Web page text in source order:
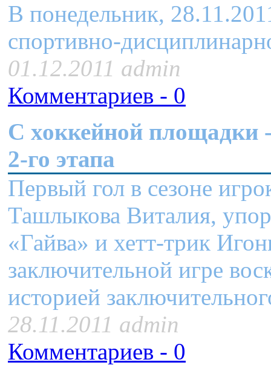
В понедельник,
спортивно-
01.12.2011 admin
Комментариев - 0
C хоккейной площадки
2-го этапа
Первый гол в сезоне
Ташлыкова Виталия,
«Гайва» и хетт-трик
заключительной игре
историей
28.11.2011 admin
Комментариев - 0